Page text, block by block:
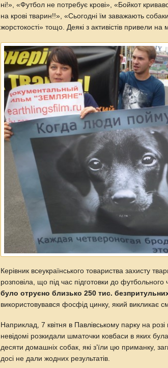
ні!», «Футбол не потребує крові», «Бойкот
на крові тварин!!», «Сьогодні їм заважають
жорстокості» тощо. Деякі з активістів привели на
Керівник всеукраїнського товариства захисту
розповіла, що під час підготовки до футбольного
було отруєно близько 250 тис.
використовувався фосфід цинку, який викликає
Наприклад, 7 квітня в Павлівському парку на розі
невідомі розкидали шматочки ковбаси в яких
десяти домашніх собак, які з’їли цю приманку,
досі не дали жодних результатів.